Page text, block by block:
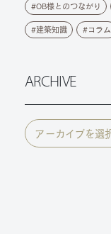
OB様とのつながり
建築知識 コラム
ARCHIVE